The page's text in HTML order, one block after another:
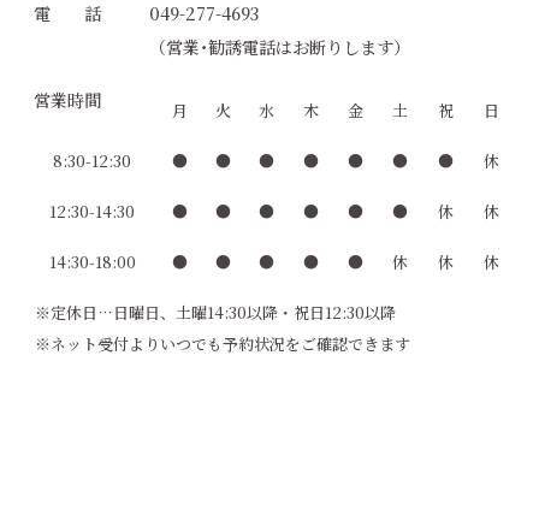
電 話
049-277-4693
（営業･勧誘電話はお断りします）
営業時間 月 火 水 木 金 土 祝 日
8:30-12:30 ● ● ● ● ● ● ● 休
12:30-14:30 ● ● ● ● ● ● 休 休
14:30-18:00 ● ● ● ● ● 休 休 休
※定休日…日曜日、土曜14:30以降・祝日12:30以降
※ネット受付よりいつでも予約状況をご確認できます